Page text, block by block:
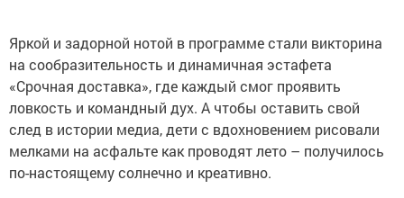
Яркой и задорной нотой в программе стали викторина
на сообразительность и динамичная эстафета
«Срочная доставка», где каждый смог проявить
ловкость и командный дух. А чтобы оставить свой
след в истории медиа, дети с вдохновением рисовали
мелками на асфальте как проводят лето – получилось
по-настоящему солнечно и креативно.